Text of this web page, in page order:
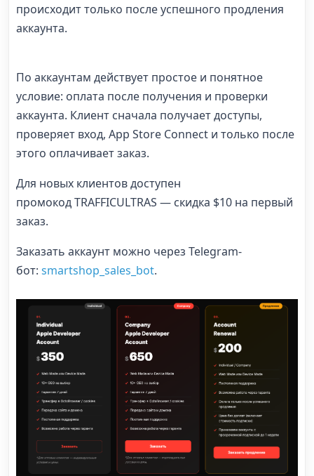
происходит только после успешного продления
аккаунта.
По аккаунтам действует простое и понятное
условие: оплата после получения и проверки
аккаунта. Клиент сначала получает доступы,
проверяет вход, App Store Connect и только после
этого оплачивает заказ.
Для новых клиентов доступен
промокод TRAFFICULTRAS — скидка $10 на первый
заказ.
Заказать аккаунт можно через Telegram-
бот: smartshop_sales_bot.